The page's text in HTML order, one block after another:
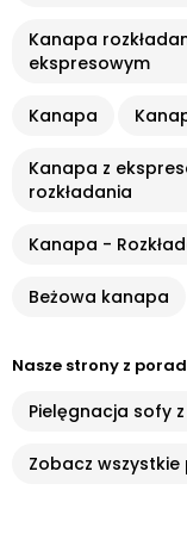
Kanapa
ekspresowym
Kanapa
Kanapa z
rozkładania
Kanapa -
Beżowa kanapa
Nasze strony z
Pielęgnacja sofy
Zobacz